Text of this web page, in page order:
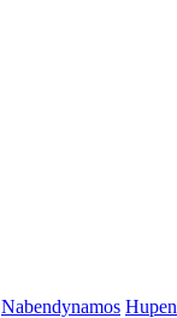
Nabendynamos Hupen